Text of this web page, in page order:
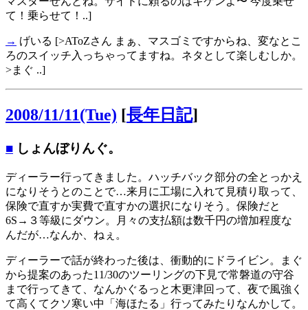
て！乗らせて！..]
→ げいる [>AToZさん まぁ、マスゴミですからね、変なとこ
ろのスイッチ入っちゃってますね。ネタとして楽しむしか。
>まぐ ..]
2008/11/11(Tue) [長年日記]
■ しょんぼりんぐ。
ディーラー行ってきました。ハッチバック部分の全とっかえ
になりそうとのことで…来月に工場に入れて見積り取って、
保険で直すか実費で直すかの選択になりそう。保険だと
6S→３等級にダウン。月々の支払額は数千円の増加程度な
んだが…なんか、ねぇ。
ディーラーで話が終わった後は、衝動的にドライビン。まぐ
から提案のあった11/30のツーリングの下見で常磐道の守谷
まで行ってきて、なんかぐるっと木更津回って、夜で風強く
て高くてクソ寒い中「海ほたる」行ってみたりなんかして。